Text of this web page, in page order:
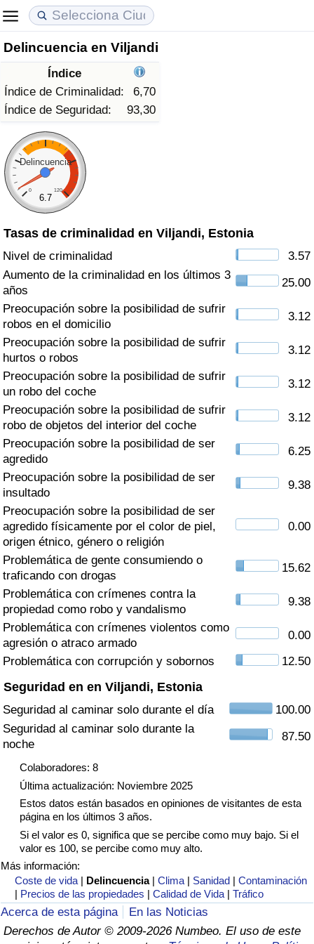
Delincuencia en Viljandi
Índice
Índice de Criminalidad:
6,70
Índice de Seguridad:
93,30
Delincuencia
0 120
6.7
Tasas de criminalidad en Viljandi, Estonia
Nivel de criminalidad
3.57
Aumento de la criminalidad en los últimos 3
años
25.00
Preocupación sobre la posibilidad de sufrir
robos en el domicilio
3.12
Preocupación sobre la posibilidad de sufrir
hurtos o robos
3.12
Preocupación sobre la posibilidad de sufrir
un robo del coche
3.12
Preocupación sobre la posibilidad de sufrir
robo de objetos del interior del coche
3.12
Preocupación sobre la posibilidad de ser
agredido
6.25
Preocupación sobre la posibilidad de ser
insultado
9.38
Preocupación sobre la posibilidad de ser
agredido físicamente por el color de piel,
origen étnico, género o religión
0.00
Problemática de gente consumiendo o
traficando con drogas
15.62
Problemática con crímenes contra la
propiedad como robo y vandalismo
9.38
Problemática con crímenes violentos como
agresión o atraco armado
0.00
Problemática con corrupción y sobornos
12.50
Seguridad en en Viljandi, Estonia
Seguridad al caminar solo durante el día
100.00
Seguridad al caminar solo durante la
noche
87.50
Colaboradores: 8
Última actualización: Noviembre 2025
Estos datos están basados en opiniones de visitantes de esta
página en los últimos 3 años.
Si el valor es 0, significa que se percibe como muy bajo. Si el
valor es 100, se percibe como muy alto.
Más información:
Coste de vida | Delincuencia |Clima | Sanidad |Contaminación
| Precios de las propiedades |Calidad de Vida |Tráfico
Acerca de esta página
En las Noticias
Derechos de Autor © 2009-2026 Numbeo. El uso de este
Coste de vida
Índice de Costo de Vida (Actual)
Índice de Costo de Vida
Índice de costo de vida por país
en aqaba
Precios de las propiedades
Índice de Precios de Inmuebles (Actual)
Índice de Precios de Inmuebles
Índice de Precios de Inmuebles por País
Calidad de Vida
Índice de Calidad de Vida
Índice de Calidad de Vida (Actual)
Índice de calidad de vida por país
Delincuencia
Calificación del Índice de Criminalidad
(Actual)
Índice de Criminalidad
Índice de criminalidad por país
Sanidad
Índice de Sanidad (Actual)
Índice de Sanidad
Índice de Sanidad por País
Contaminación
Índice de Contaminación (Actual)
Índice de contaminación
Índice de Contaminación por País
Tráfico
Índice de Tráfico
Índice de Tráfico (Actual)
Índice de Tráfico por País